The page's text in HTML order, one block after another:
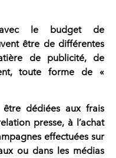
avec le budget de
être de différentes
de publicité, de
toute forme de «
être dédiées aux frais
presse, à l’achat
effectuées sur
ou dans les médias